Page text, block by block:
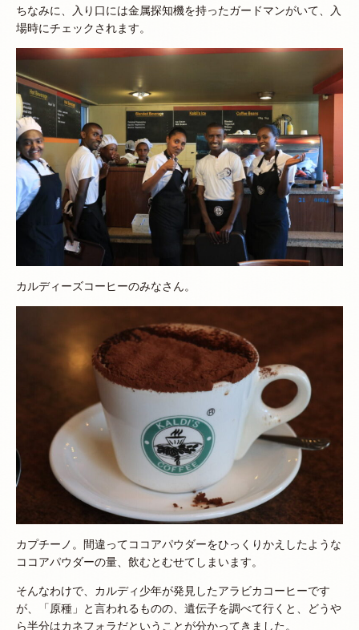
ちなみに、入り口には金属探知機を持ったガードマンがいて、入
場時にチェックされます。
カルディーズコーヒーのみなさん。
カプチーノ。間違ってココアパウダーをひっくりかえしたような
ココアパウダーの量、飲むとむせてしまいます。
そんなわけで、カルディ少年が発見したアラビカコーヒーです
が、「原種」と言われるものの、遺伝子を調べて行くと、どうや
ら半分はカネフォラだということが分かってきました。